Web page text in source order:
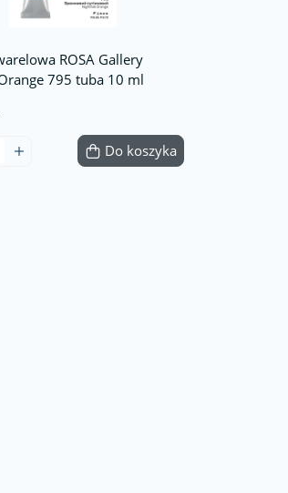
ROSA Gallery
795 tuba 10 ml
Do koszyka